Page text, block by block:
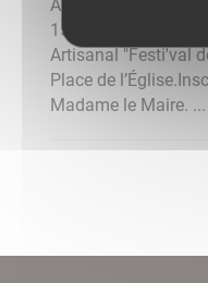
ATTENTION
15 juin 2025 aura
Artisanal "Festi'val
Place de
Madame le Maire. ...